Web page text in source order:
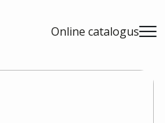
Online catalogus